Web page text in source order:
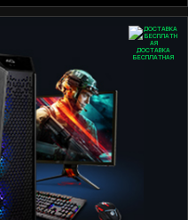
ДОСТАВКА
БЕСПЛАТНАЯ